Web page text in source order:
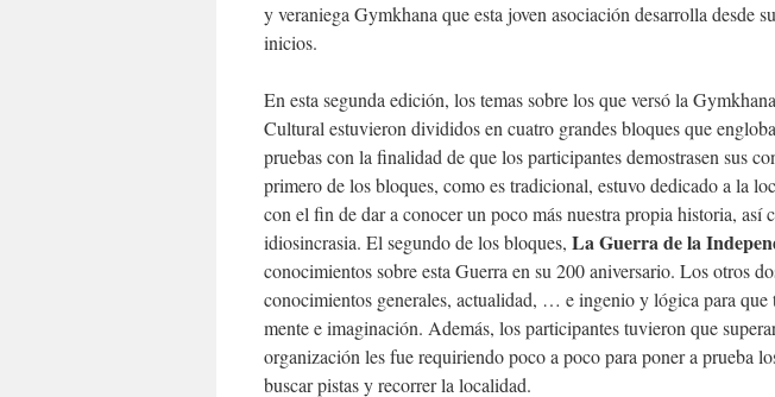
y veraniega Gymkhana que esta joven asociación desarrolla desde
inicios.
En esta segunda edición, los temas sobre los que versó la Gymkhana
Cultural estuvieron divididos en cuatro grandes bloques que
pruebas con la finalidad de que los participantes demostrasen sus
primero de los bloques, como es tradicional, estuvo dedicado a la
con el fin de dar a conocer un poco más nuestra propia historia, así
idiosincrasia. El segundo de los bloques, La Guerra de la
conocimientos sobre esta Guerra en su 200 aniversario. Los otros
conocimientos generales, actualidad, … e ingenio y lógica para que
mente e imaginación. Además, los participantes tuvieron que
organización les fue requiriendo poco a poco para poner a prueba
buscar pistas y recorrer la localidad.